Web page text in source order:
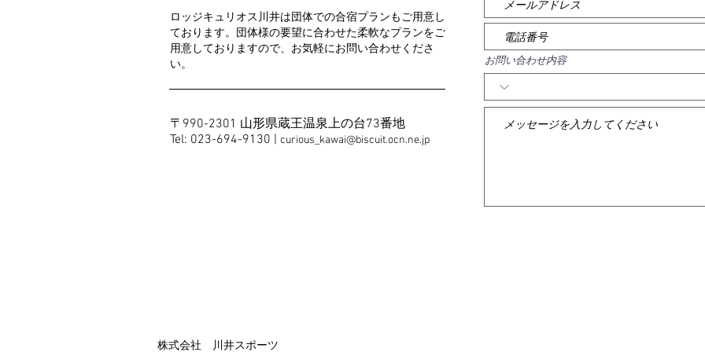
ロッジキュリオス川井は団体での合宿プランもご用意し
ております。団体様の要望に合わせた柔軟なプランをご
用意しておりますので、お気軽にお問い合わせくださ
い。
〒990-2301 山形県蔵王温泉上の台73番地
Tel: 023-694-9130 | curious_kawai@biscuit.ocn.ne.jp
お問い合わせ内容
​株式会社 川井スポーツ